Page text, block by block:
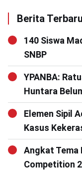
Berita Terbaru
140 Siswa
SNBP
YPANBA:
Huntara
Elemen Sipil
Kasus
Angkat Tema
Competition